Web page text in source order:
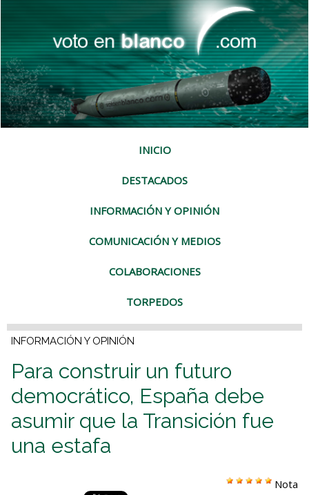
INICIO
DESTACADOS
INFORMACIÓN Y OPINIÓN
COMUNICACIÓN Y MEDIOS
COLABORACIONES
TORPEDOS
INFORMACIÓN Y OPINIÓN
Para construir un futuro
democrático, España debe
asumir que la Transición fue
una estafa
Nota